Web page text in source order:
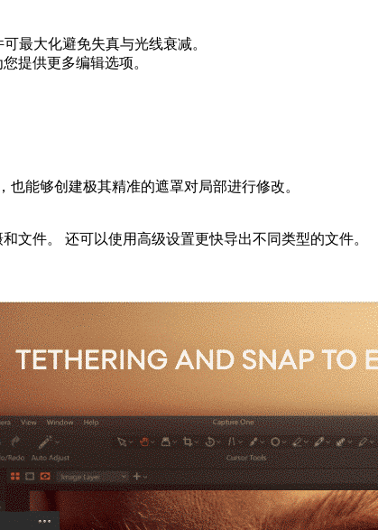
最大化避免失真与光线衰减。
提供更多编辑选项。
能够创建极其精准的遮罩对局部进行修改。
文件。 还可以使用高级设置更快导出不同类型的文件。